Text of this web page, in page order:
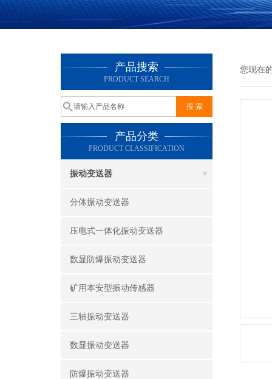
产品搜索
PRODUCT SEARCH
产品分类
PRODUCT CLASSIFICATION
振动变送器
分体振动变送器
压电式一体化振动变送器
数显防爆振动变送器
矿用本安型振动传感器
三轴振动变送器
数显振动变送器
防爆振动变送器
您现在